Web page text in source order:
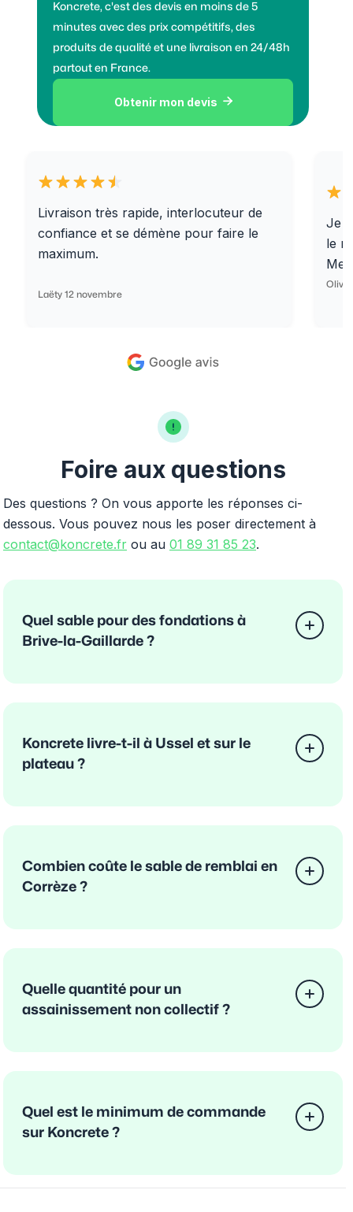
Koncrete, c'est des devis en moins de 5
minutes avec des prix compétitifs, des
produits de qualité et une livraison en 24/48h
partout en France.
Obtenir mon devis 
Livraison très rapide, interlocuteur de
confiance et se démène pour faire le
maximum.
Laëty 12 novembre
Je
le
Foire aux questions
Des questions ? On vous apporte les réponses ci-
dessous. Vous pouvez nous les poser directement à
contact@koncrete.fr ou au 01 89 31 85 23.
Quel sable pour des fondations à
Brive-la-Gaillarde ?
Koncrete livre-t-il à Ussel et sur le
plateau ?
Combien coûte le sable de remblai en
Corrèze ?
Quelle quantité pour un
assainissement non collectif ?
Quel est le minimum de commande
sur Koncrete ?